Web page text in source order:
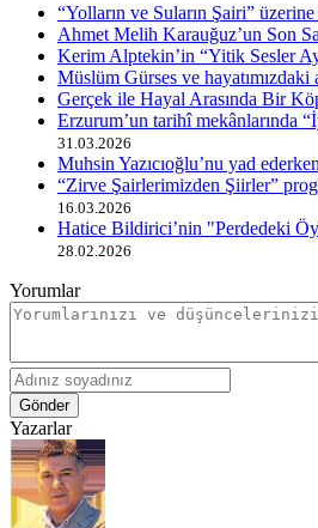
“Yolların ve Suların Şairi” üzerine
Ahmet Melih Karauğuz’un Son
Kerim Alptekin’in “Yitik Sesler
Müslüm Gürses ve hayatımızdaki
Gerçek ile Hayal Arasında Bir
Erzurum’un tarihî mekânlarında
31.03.2026
Muhsin Yazıcıoğlu’nu yad
“Zirve Şairlerimizden Şiirler”
16.03.2026
Hatice Bildirici’nin "Perdedeki
28.02.2026
Yorumlar
Gönder
Yazarlar